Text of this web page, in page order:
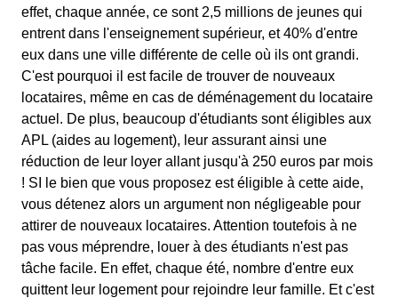
effet, chaque année, ce sont 2,5 millions de jeunes qui
entrent dans l'enseignement supérieur, et 40% d'entre
eux dans une ville différente de celle où ils ont grandi.
C'est pourquoi il est facile de trouver de nouveaux
locataires, même en cas de déménagement du locataire
actuel. De plus, beaucoup d'étudiants sont éligibles aux
APL (aides au logement), leur assurant ainsi une
réduction de leur loyer allant jusqu'à 250 euros par mois
! SI le bien que vous proposez est éligible à cette aide,
vous détenez alors un argument non négligeable pour
attirer de nouveaux locataires. Attention toutefois à ne
pas vous méprendre, louer à des étudiants n'est pas
tâche facile. En effet, chaque été, nombre d'entre eux
quittent leur logement pour rejoindre leur famille. Et c'est